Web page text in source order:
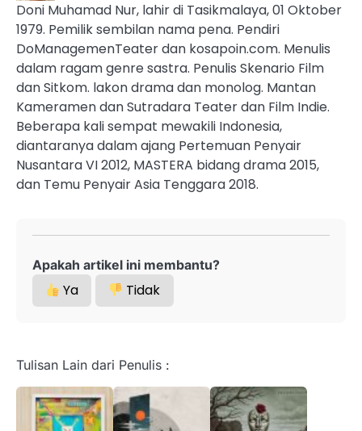
Doni Muhamad Nur, lahir di Tasikmalaya, 01 Oktober
1979. Pemilik sembilan nama pena. Pendiri
DoManagemenTeater dan kosapoin.com. Menulis
dalam ragam genre sastra. Penulis Skenario Film
dan Sitkom. lakon drama dan monolog. Mantan
Kameramen dan Sutradara Teater dan Film Indie.
Beberapa kali sempat mewakili Indonesia,
diantaranya dalam ajang Pertemuan Penyair
Nusantara VI 2012, MASTERA bidang drama 2015,
dan Temu Penyair Asia Tenggara 2018.
Apakah artikel ini membantu?
Ya Tidak
Tulisan Lain dari Penulis :